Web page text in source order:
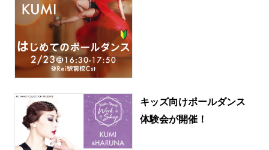
キッズ向けポールダンス
体験会が開催！